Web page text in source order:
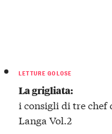
LETTURE GOLOSE
La grigliata:
i consigli di tre chef
Langa Vol.2